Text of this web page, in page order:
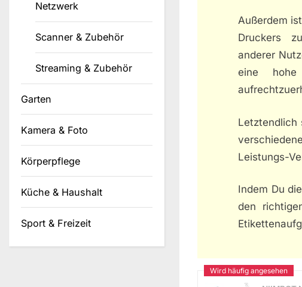
Außerdem
Druckers
anderer
eine hohe
Letztendlich
Leistungs-
Indem Du
den
Netzwerk
Scanner & Zubehör
Streaming & Zubehör
Garten
Kamera & Foto
Körperpflege
Küche & Haushalt
Sport & Freizeit